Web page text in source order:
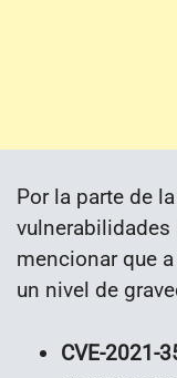
Por la parte de
mencionar que
un nivel de
CVE-2021-